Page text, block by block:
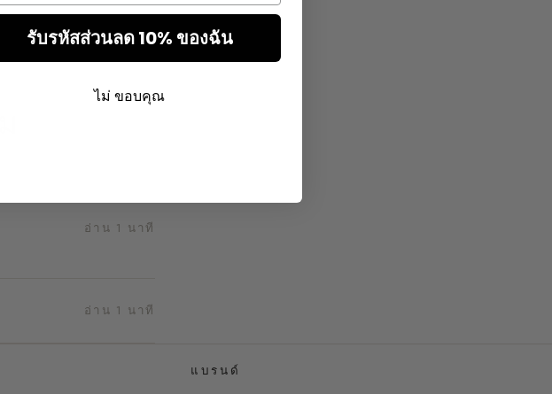
อ่าน 2 นาที
อ่าน 1 นาที
อ่าน 1 นาที
แบรนด์
รับรหัสส่วนลด 10% ของฉัน
ไม่ ขอบคุณ